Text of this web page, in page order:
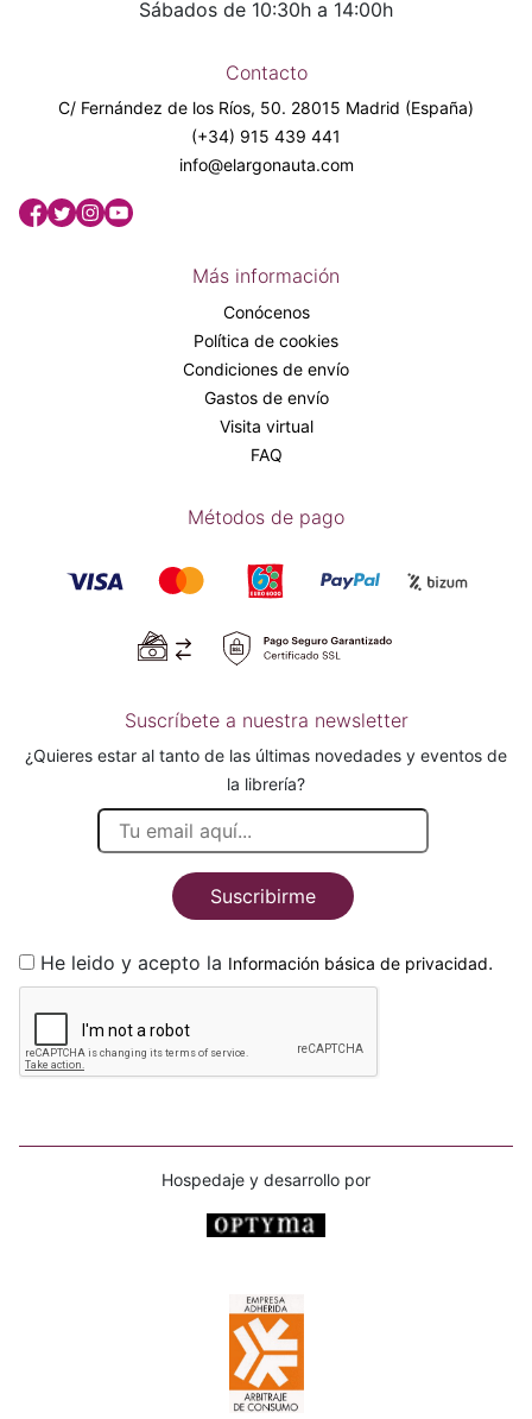
Sábados de 10:30h a 14:00h
Contacto
C/ Fernández de los Ríos, 50. 28015 Madrid (España)
(+34) 915 439 441
info@elargonauta.com
Más información
Conócenos
Política de cookies
Condiciones de envío
Gastos de envío
Visita virtual
FAQ
Métodos de pago
Suscríbete a nuestra newsletter
¿Quieres estar al tanto de las últimas novedades y eventos de
la librería?
Suscribirme
He leido y acepto la Información básica de privacidad.
Hospedaje y desarrollo por